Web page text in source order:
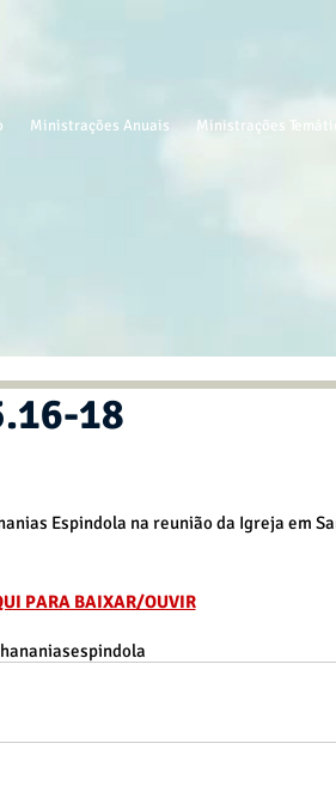
Ministrações Anuais Ministrações
18
Espindola na reunião da Igreja em
PARA BAIXAR/OUVIR